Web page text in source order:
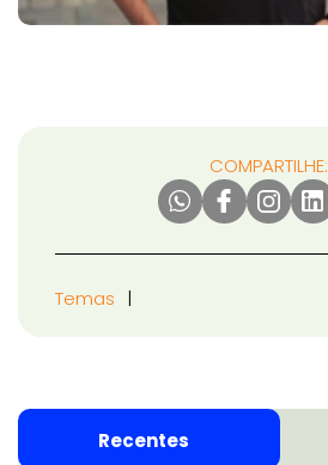
COMPARTILHE:
Temas
Recentes